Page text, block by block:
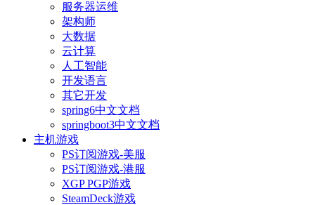
服务器运维
架构师
大数据
云计算
人工智能
开发语言
其它开发
spring6中文文档
springboot3中文文档
主机游戏
PS订阅游戏-美服
PS订阅游戏-港服
XGP PGP游戏
SteamDeck游戏